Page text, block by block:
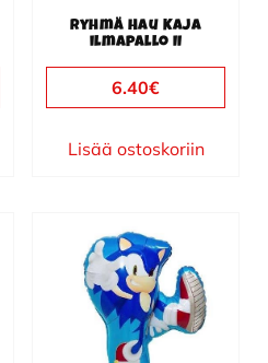
Ryhmä Hau Kaja
ilmapallo II
6.40€
Lisää ostoskoriin